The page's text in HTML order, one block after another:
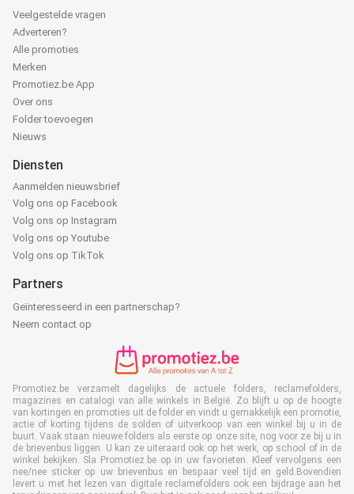
Veelgestelde vragen
Adverteren?
Alle promoties
Merken
Promotiez.be App
Over ons
Folder toevoegen
Nieuws
Diensten
Aanmelden nieuwsbrief
Volg ons op Facebook
Volg ons op Instagram
Volg ons op Youtube
Volg ons op TikTok
Partners
Geïnteresseerd in een partnerschap?
Neem contact op
Promotiez.be verzamelt dagelijks de actuele folders, reclamefolders,
magazines en catalogi van alle winkels in België. Zo blijft u op de hoogte
van kortingen en promoties uit de folder en vindt u gemakkelijk een promotie,
actie of korting tijdens de solden of uitverkoop van een winkel bij u in de
buurt. Vaak staan nieuwe folders als eerste op onze site, nog voor ze bij u in
de brievenbus liggen. U kan ze uiteraard ook op het werk, op school of in de
winkel bekijken. Sla Promotiez.be op in uw favorieten. Kleef vervolgens een
nee/nee sticker op uw brievenbus en bespaar veel tijd en geld.Bovendien
levert u met het lezen van digitale reclamefolders ook een bijdrage aan het